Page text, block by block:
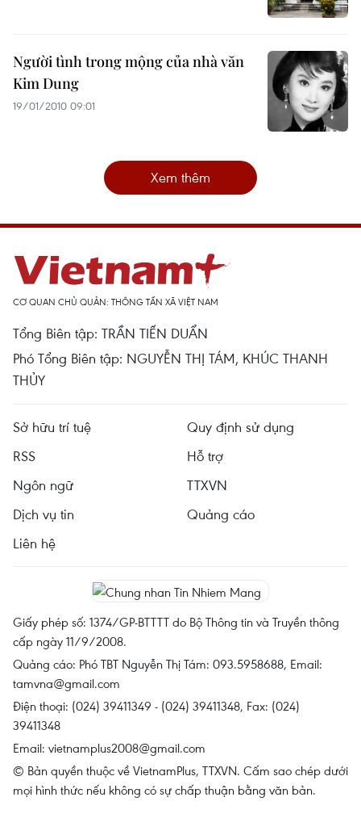
Người tình trong mộng của nhà văn
Kim Dung
19/01/2010 09:01
Xem thêm
CƠ QUAN CHỦ QUẢN: THÔNG TẤN XÃ VIỆT NAM
Tổng Biên tập: TRẦN TIẾN DUẨN
Phó Tổng Biên tập: NGUYỄN THỊ TÁM, KHÚC THANH
THỦY
Sở hữu trí tuệ
Quy định sử dụng
RSS
Hỗ trợ
Ngôn ngữ
TTXVN
Dịch vụ tin
Quảng cáo
Liên hệ
Giấy phép số: 1374/GP-BTTTT do Bộ Thông tin và Truyền thông
cấp ngày 11/9/2008.
Quảng cáo: Phó TBT Nguyễn Thị Tám: 093.5958688, Email:
tamvna@gmail.com
Điện thoại: (024) 39411349 - (024) 39411348, Fax: (024)
39411348
Email: vietnamplus2008@gmail.com
© Bản quyền thuộc về VietnamPlus, TTXVN. Cấm sao chép dưới
mọi hình thức nếu không có sự chấp thuận bằng văn bản.